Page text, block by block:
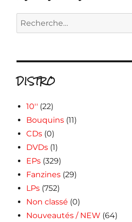
Recherche
pour :
DISTRO
10'' (22)
Bouquins (11)
CDs (0)
DVDs (1)
EPs (329)
Fanzines (29)
LPs (752)
Non classé (0)
Nouveautés / NEW (64)